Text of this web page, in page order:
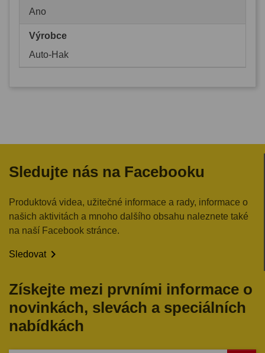
Ano
Výrobce
Auto-Hak
Sledujte nás na Facebooku
Produktová videa, užitečné informace a rady, informace o
našich aktivitách a mnoho dalšího obsahu naleznete také
na naší Facebook stránce.
Sledovat
Získejte mezi prvními informace o
novinkách, slevách a speciálních
nabídkách